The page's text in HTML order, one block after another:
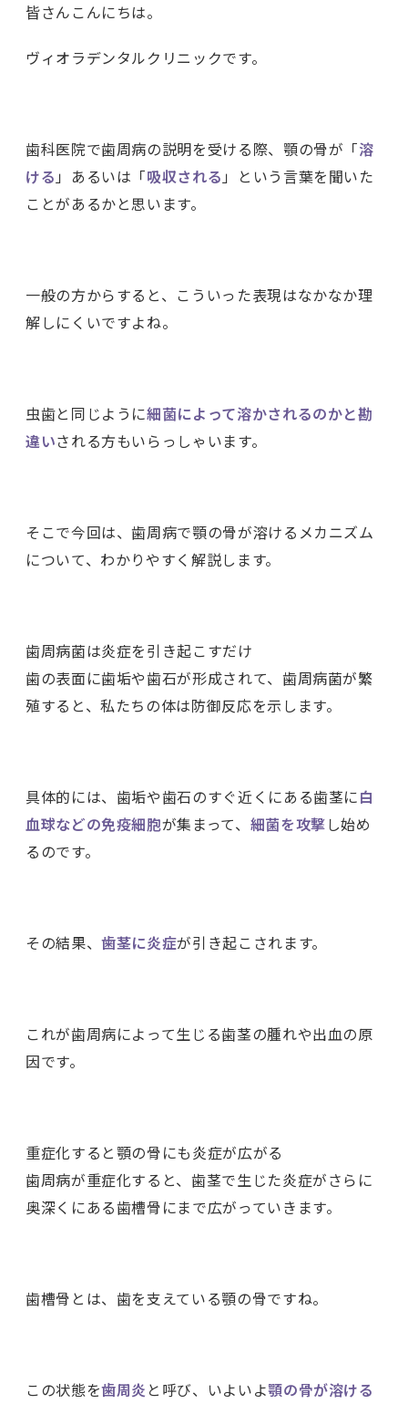
皆さんこんにちは。
ヴィオラデンタルクリニックです。
歯科医院で歯周病の説明を受ける際、顎の骨が「溶
ける 」あるいは「吸収される 」という言葉を聞いた
ことがあるかと思います。
一般の方からすると、こういった表現はなかなか理
解しにくいですよね。
虫歯と同じように細菌によって溶かされるのかと勘
違いされる方もいらっしゃいます。
そこで今回は、歯周病で顎の骨が溶けるメカニズム
について、わかりやすく解説します。
歯周病菌は炎症を引き起こすだけ
歯の表面に歯垢や歯石が形成されて、歯周病菌が繁
殖すると、私たちの体は防御反応を示します。
具体的には、歯垢や歯石のすぐ近くにある歯茎に白
血球などの免疫細胞が集まって、 細菌を攻撃し始め
るのです。
その結果、歯茎に炎症が引き起こされます。
これが歯周病によって生じる歯茎の腫れや出血の原
因です。
重症化すると顎の骨にも炎症が広がる
歯周病が重症化すると、歯茎で生じた炎症がさらに
奥深くにある歯槽骨にまで広がっていきます。
歯槽骨とは、歯を支えている顎の骨ですね。
この状態を歯周炎 と呼び、いよいよ顎の骨が溶ける